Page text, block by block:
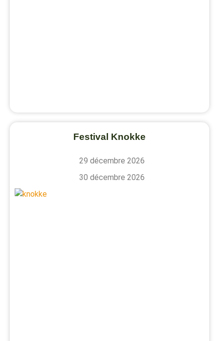
Festival Knokke
29 décembre 2026
30 décembre 2026